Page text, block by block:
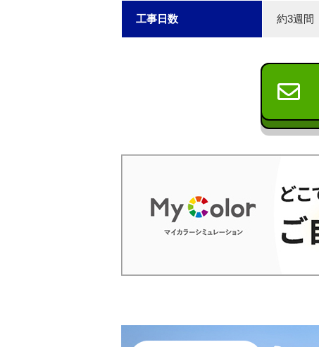
工事日数 約3週間